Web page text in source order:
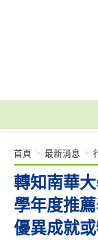
轉知南華
學年度推
優異成就
首頁 > 最新消息 >